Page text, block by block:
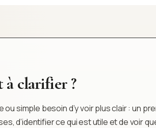
à clarifier ?
simple besoin d’y voir plus clair : un
d’identifier ce qui est utile et de voir